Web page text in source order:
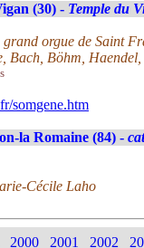
(30) - Temple du
orgue de Saint
Bach, Böhm,
somgene.htm
la Romaine (84) -
Cécile Laho
2000 2001 2002